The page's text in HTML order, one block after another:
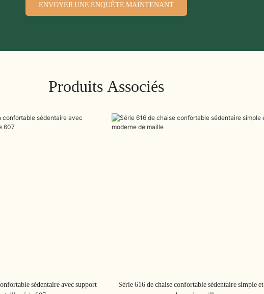
ENVOYER UNE ENQUÊTE MAINTENANT
Produits Associés
sédentaire avec support
Série 616 de chaise confortable sédentaire simple et